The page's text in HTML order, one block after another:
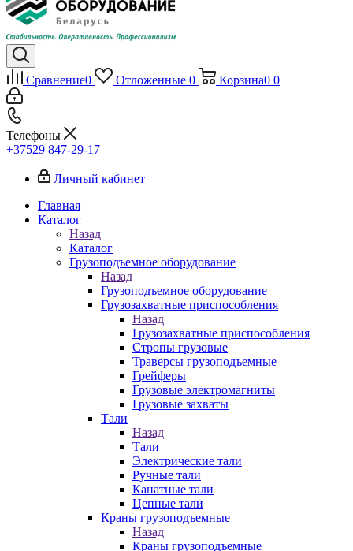
Сравнение0 Отложенные 0 Корзина0 0
Телефоны
+37529 847-29-17‬
Личный кабинет
Главная
Каталог
Назад
Каталог
Грузоподъемное оборудование
Назад
Грузоподъемное оборудование
Грузозахватные приспособления
Назад
Грузозахватные приспособления
Стропы грузовые
Траверсы грузоподъемные
Грейферы
Грузовые электромагниты
Грузовые захваты
Тали
Назад
Тали
Электрические тали
Ручные тали
Канатные тали
Цепные тали
Краны грузоподъемные
Назад
Краны грузоподъемные